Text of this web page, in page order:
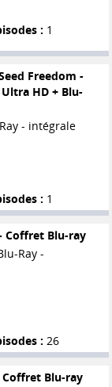
: 1
Freedom -
HD + Blu-
- intégrale
: 1
Coffret Blu-ray
Ray -
: 26
Coffret Blu-ray